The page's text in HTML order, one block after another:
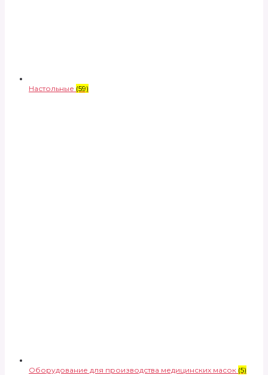
Настольные (59)
Оборудование для производства медицинских масок (5)